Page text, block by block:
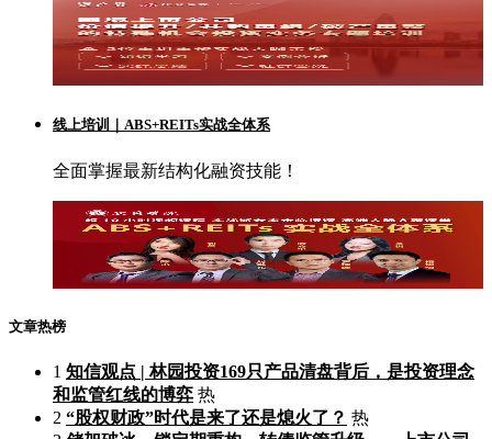
线上培训｜ABS+REITs实战全体系
全面掌握最新结构化融资技能！
文章热榜
1 知信观点 | 林园投资169只产品清盘背后，是投资理念
和监管红线的博弈 热
2 “股权财政”时代是来了还是熄火了？ 热